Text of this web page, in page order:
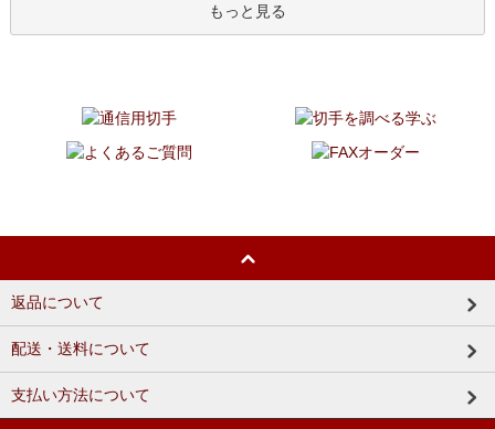
もっと見る
返品について
配送・送料について
支払い方法について